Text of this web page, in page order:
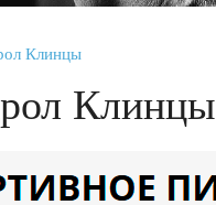
Клинцы
Клинцы